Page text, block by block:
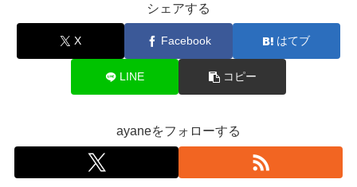
シェアする
X Facebook はてブ
LINE コピー
ayaneをフォローする